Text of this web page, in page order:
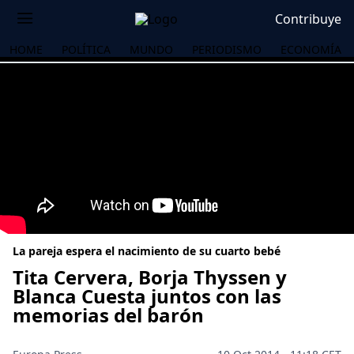
Contribuye
HOME POLÍTICA MUNDO PERIODISMO ECONOMÍA
La pareja espera el nacimiento de su cuarto bebé
Tita Cervera, Borja Thyssen y
Blanca Cuesta juntos con las
memorias del barón